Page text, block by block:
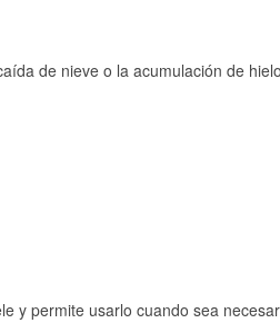
de nieve o la acumulación de
y permite usarlo cuando sea